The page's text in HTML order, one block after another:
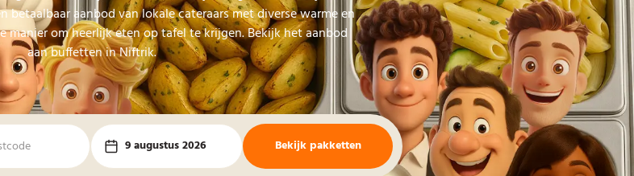
betaalbaar aanbod van lokale cateraars met diverse warme en
manier om heerlijk eten op tafel te krijgen. Bekijk het aanbod
aan buffetten in Niftrik.
9 augustus 2026 Bekijk pakketten